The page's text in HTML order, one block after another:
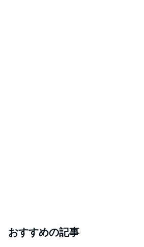
おすすめの記事